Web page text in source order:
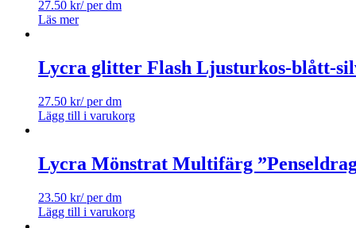
27.50 kr/ per dm
Läs mer
Lycra glitter Flash Ljusturkos-blått-
27.50 kr/ per dm
Lägg till i varukorg
Lycra Mönstrat Multifärg
23.50 kr/ per dm
Lägg till i varukorg